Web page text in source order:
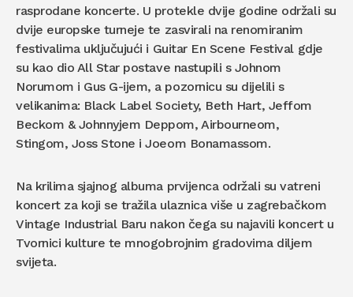
rasprodane koncerte. U protekle dvije godine održali su
dvije europske turneje te zasvirali na renomiranim
festivalima uključujući i Guitar En Scene Festival gdje
su kao dio All Star postave nastupili s Johnom
Norumom i Gus G-ijem, a pozornicu su dijelili s
velikanima: Black Label Society, Beth Hart, Jeffom
Beckom & Johnnyjem Deppom, Airbourneom,
Stingom, Joss Stone i Joeom Bonamassom.
Na krilima sjajnog albuma prvijenca održali su vatreni
koncert za koji se tražila ulaznica više u zagrebačkom
Vintage Industrial Baru nakon čega su najavili koncert u
Tvornici kulture te mnogobrojnim gradovima diljem
svijeta.